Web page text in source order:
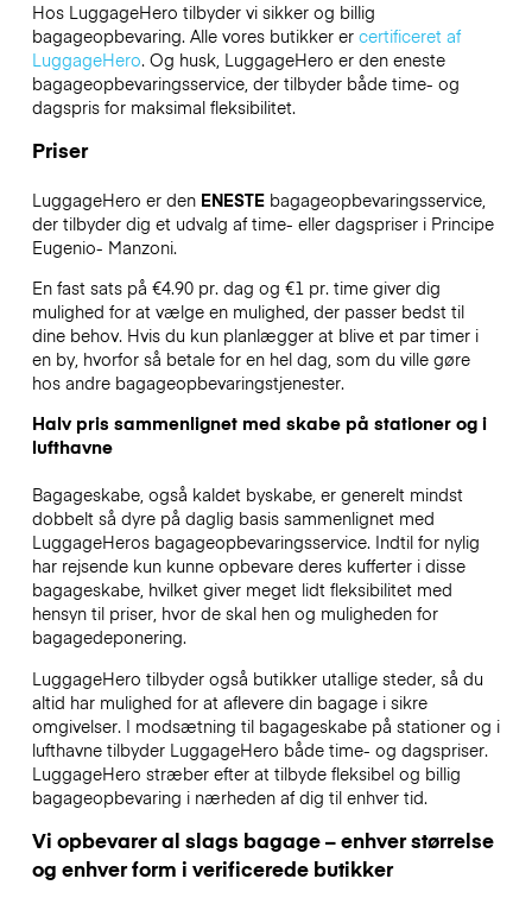
Hos LuggageHero tilbyder vi sikker og billig
bagageopbevaring. Alle vores butikker er certificeret af
LuggageHero. Og husk, LuggageHero er den eneste
bagageopbevaringsservice, der tilbyder både time- og
dagspris for maksimal fleksibilitet.
Priser
LuggageHero er den ENESTEbagageopbevaringsservice,
der tilbyder dig et udvalg af time- eller dagspriser i Principe
Eugenio- Manzoni.
En fast sats på €4.90 pr. dag og €1 pr. time giver dig
mulighed for at vælge en mulighed, der passer bedst til
dine behov. Hvis du kun planlægger at blive et par timer i
en by, hvorfor så betale for en hel dag, som du ville gøre
hos andre bagageopbevaringstjenester.
Halv pris sammenlignet med skabe på stationer og i
lufthavne
Bagageskabe, også kaldet byskabe, er generelt mindst
dobbelt så dyre på daglig basis sammenlignet med
LuggageHeros bagageopbevaringsservice. Indtil for nylig
har rejsende kun kunne opbevare deres kufferter i disse
bagageskabe, hvilket giver meget lidt fleksibilitet med
hensyn til priser, hvor de skal hen og muligheden for
bagagedeponering.
LuggageHero tilbyder også butikker utallige steder, så du
altid har mulighed for at aflevere din bagage i sikre
omgivelser. I modsætning til bagageskabe på stationer og i
lufthavne tilbyder LuggageHero både time- og dagspriser.
LuggageHero stræber efter at tilbyde fleksibel og billig
bagageopbevaring i nærheden af dig til enhver tid.
Vi opbevarer al slags bagage – enhver størrelse
og enhver form i verificerede butikker